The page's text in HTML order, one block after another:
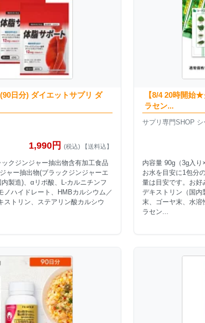
日分) ダイエットサプリ ダ
1,990円 (税込) 【送料込】
クジンジャー抽出物含有加工食品
ャー抽出物(ブラックジンジャーエ
製造)、αリポ酸、L-カルニチンフ
ノハイドレート、HMBカルシウム／
ストリン、ステアリン酸カルシウ
【8/4 20時開始
ラセン...
サプリ専門SHOP シ
内容量 90g（3g入
お水を目安に1包分
量は目安です。お
デキストリン（国内
末、ゴーヤ末、水溶
ラセン...